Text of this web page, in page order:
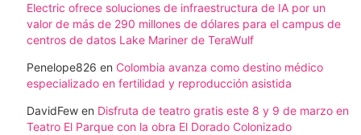
Electric ofrece soluciones de infraestructura de IA por un
valor de más de 290 millones de dólares para el campus de
centros de datos Lake Mariner de TeraWulf
Penelope826 en Colombia avanza como destino médico
especializado en fertilidad y reproducción asistida
DavidFew en Disfruta de teatro gratis este 8 y 9 de marzo en
Teatro El Parque con la obra El Dorado Colonizado